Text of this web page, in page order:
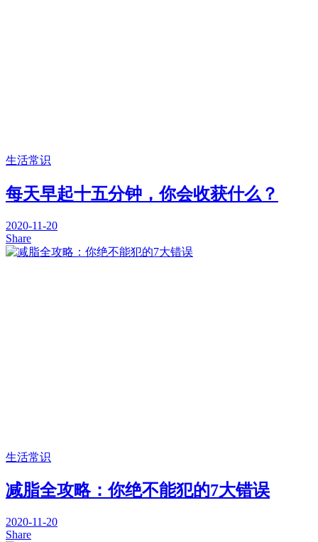
生活常识
每天早起十五分钟，你会收获什么？
2020-11-20
Share
生活常识
减脂全攻略：你绝不能犯的7大错误
2020-11-20
Share